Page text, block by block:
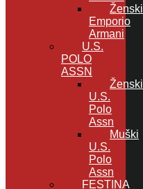
Ženski
Emporio
Armani
U.S.
POLO
ASSN
Ženski
U.S.
Polo
Assn
Muški
U.S.
Polo
Assn
FESTINA